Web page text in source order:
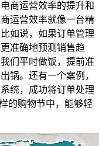
商运营效率的提升和
运营效率就像一台精
如说，如果订单管理
准确地预测销售趋
们平时做饭，提前准
锅。还有一个案例，
统，成功将订单处理
的购物节中，能够轻